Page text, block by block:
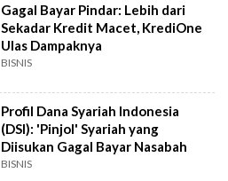
Gagal Bayar Pindar: Lebih dari
Sekadar Kredit Macet, KrediOne
Ulas Dampaknya
BISNIS
Profil Dana Syariah Indonesia
(DSI): 'Pinjol' Syariah yang
Diisukan Gagal Bayar Nasabah
BISNIS